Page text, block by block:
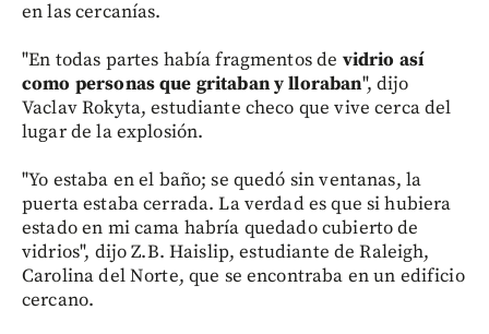
en las cercanías.
"En todas partes había fragmentos de vidrio así
como personas que gritaban y lloraban", dijo
Vaclav Rokyta, estudiante checo que vive cerca del
lugar de la explosión.
"Yo estaba en el baño; se quedó sin ventanas, la
puerta estaba cerrada. La verdad es que si hubiera
estado en mi cama habría quedado cubierto de
vidrios", dijo Z.B. Haislip, estudiante de Raleigh,
Carolina del Norte, que se encontraba en un edificio
cercano.